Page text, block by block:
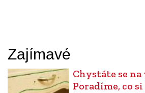
Zajímavé
Chystáte se
Poradíme, co